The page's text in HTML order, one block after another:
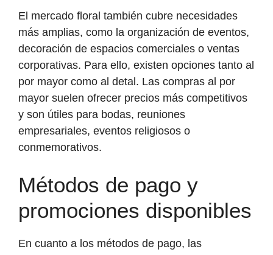
El mercado floral también cubre necesidades
más amplias, como la organización de eventos,
decoración de espacios comerciales o ventas
corporativas. Para ello, existen opciones tanto al
por mayor como al detal. Las compras al por
mayor suelen ofrecer precios más competitivos
y son útiles para bodas, reuniones
empresariales, eventos religiosos o
conmemorativos.
Métodos de pago y
promociones disponibles
En cuanto a los métodos de pago, las